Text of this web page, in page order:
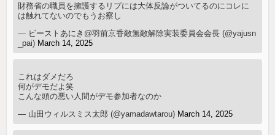
財務省の職員を擁護するリプには大体反論がついてるのにコレに
は触れてないのでもうお察し
— ビーストあにき@羽前京香敵無敵解除実装委員会会長 (@yajusn
_pai) March 14, 2025
これはダメだろ
何がデモだよ笑
こんな頭の悪い人間がデモ参加者なのか
— 山田ウィルスミス太郎 (@yamadawtarou) March 14, 2025